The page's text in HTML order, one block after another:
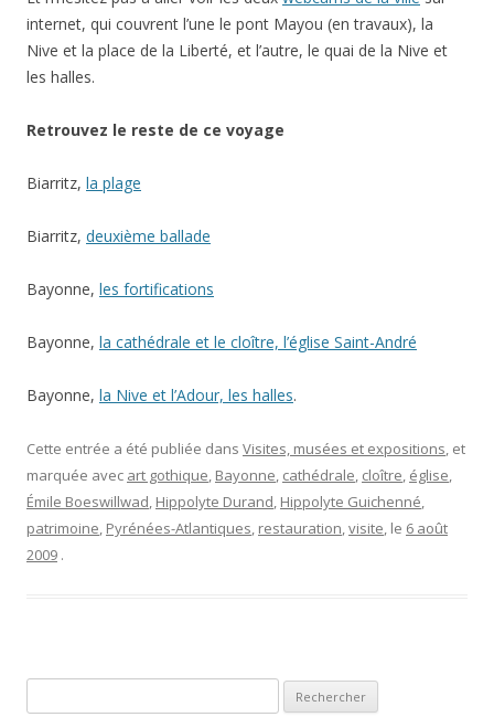
internet, qui couvrent l’une le pont Mayou (en travaux), la
Nive et la place de la Liberté, et l’autre, le quai de la Nive et
les halles.
Retrouvez le reste de ce voyage
Biarritz, la plage
Biarritz, deuxième ballade
Bayonne, les fortifications
Bayonne, la cathédrale et le cloître, l’église Saint-André
Bayonne, la Nive et l’Adour, les halles.
Cette entrée a été publiée dans Visites, musées et expositions, et
marquée avec art gothique, Bayonne, cathédrale, cloître, église,
Émile Boeswillwad, Hippolyte Durand, Hippolyte Guichenné,
patrimoine, Pyrénées-Atlantiques, restauration,visite, le 6 août
2009 .